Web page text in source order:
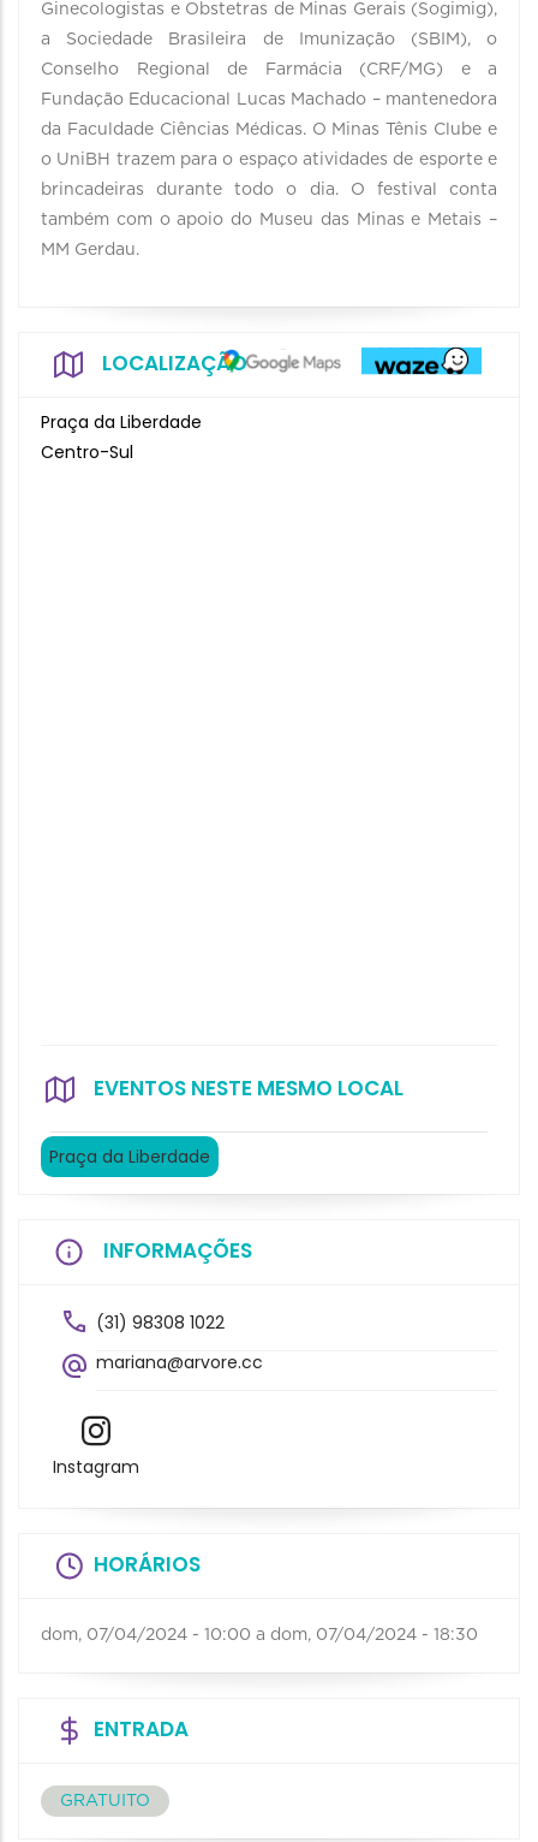
Ginecologistas e Obstetras de Minas Gerais (Sogimig),
a Sociedade Brasileira de Imunização (SBIM), o
Conselho Regional de Farmácia (CRF/MG) e a
Fundação Educacional Lucas Machado – mantenedora
da Faculdade Ciências Médicas. O Minas Tênis Clube e
o UniBH trazem para o espaço atividades de esporte e
brincadeiras durante todo o dia. O festival conta
também com o apoio do Museu das Minas e Metais –
MM Gerdau.
LOCALIZAÇÃO
Praça da Liberdade
Centro-Sul
EVENTOS NESTE MESMO LOCAL
Praça da Liberdade
INFORMAÇÕES
(31) 98308 1022
mariana@arvore.cc
Instagram
HORÁRIOS
dom, 07/04/2024 - 10:00 a dom, 07/04/2024 - 18:30
ENTRADA
GRATUITO